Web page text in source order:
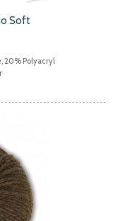
Soft
20% Polyacryl